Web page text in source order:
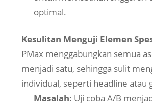
optimal.
Kesulitan Menguji Elemen
PMax menggabungkan semua
menjadi satu, sehingga sulit
individual, seperti headline atau
Masalah: Uji coba A/B